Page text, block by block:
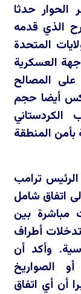
الحوار حدثا
الذي قدمه
المتحدة
العسكرية
المصالح
عكس أيضا حجم
بأمن المنطقة
الرئيس ترامب
اتفاق شامل
مباشرة بين
أطراف
وأكد أن
الصواريخ
أن أي اتفاق